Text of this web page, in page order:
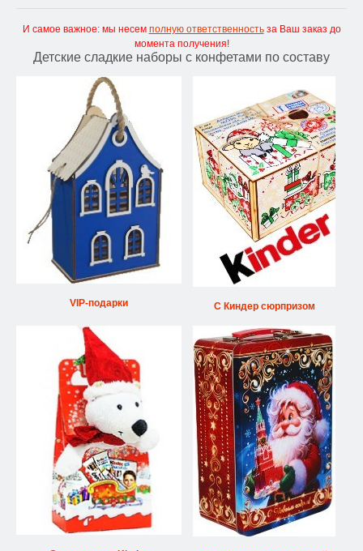
И самое важное: мы несем полную ответственностьза Ваш заказ до
момента получения!
Детские сладкие наборы с конфетами по составу
VIP-подарки С Киндер сюрпризом